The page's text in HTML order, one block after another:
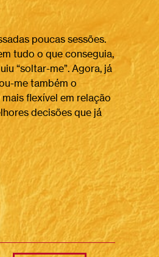
poucas sessões.
tudo o que conseguia,
“soltar-me”. Agora, já
me também o
flexível em relação
decisões que já